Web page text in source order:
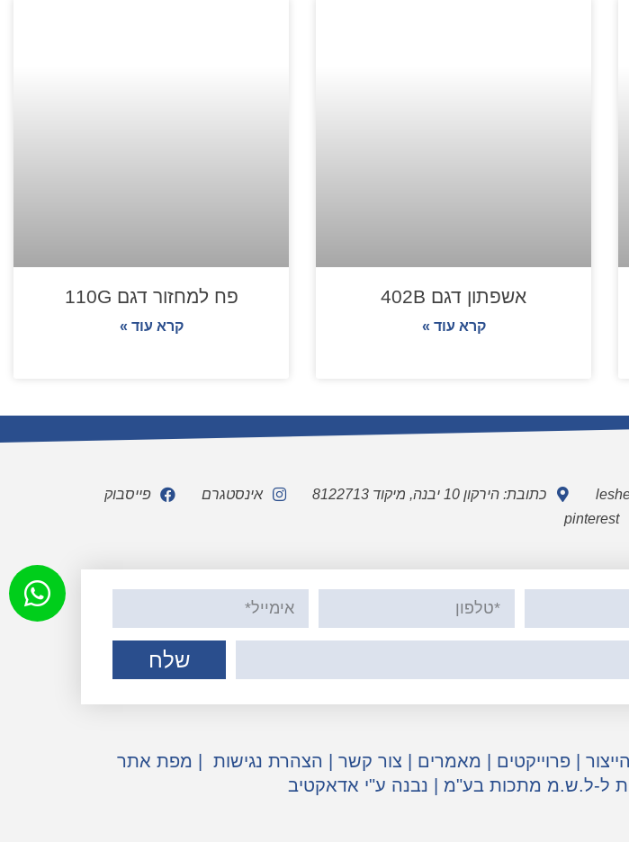
אשפתון דגם 402B
קרא עוד »
פח למחזור דגם 110G
קרא עוד »
כתובת: הירקון 10 יבנה, מיקוד 8122713 אינסטגרם
פייסבוק
pinterest
שלח
פרוייקטים מאמרים צור קשר הצהרת נגישות
מפת אתר
ל-ל.ש.מ מתכות בע"מ | נבנה ע"י אדאקטיב